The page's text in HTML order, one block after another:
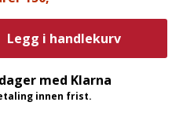
Legg i handlekurv
med Klarna
innen frist.